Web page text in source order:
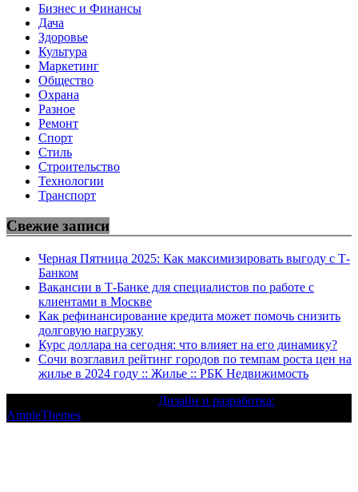
Бизнес и Финансы
Дача
Здоровье
Культура
Маркетинг
Общество
Охрана
Разное
Ремонт
Спорт
Стиль
Строительство
Технологии
Транспорт
Свежие записи
Черная Пятница 2025: Как максимизировать выгоду с Т-
Банком
Вакансии в Т-Банке для специалистов по работе с
клиентами в Москве
Как рефинансирование кредита может помочь снизить
долговую нагрузку
Курс доллара на сегодня: что влияет на его динамику?
Сочи возглавил рейтинг городов по темпам роста цен на
жилье в 2024 году :: Жилье :: РБК Недвижимость
Дизайн и разработка:
AmpleThemes